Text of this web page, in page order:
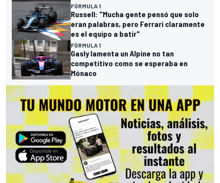
FÓRMULA 1
Russell: "Mucha gente pensó que solo
eran palabras, pero Ferrari claramente
es el equipo a batir"
FÓRMULA 1
Gasly lamenta un Alpine no tan
competitivo como se esperaba en
Mónaco